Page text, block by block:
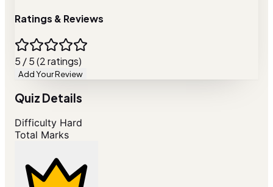
Ratings & Reviews
5 / 5 (2 ratings)
Add Your Review
Quiz Details
Difficulty Hard
Total Marks